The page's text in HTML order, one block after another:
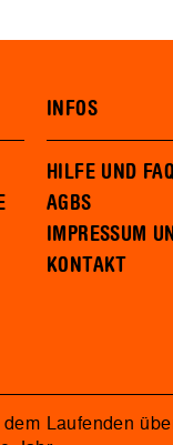
INFOS
HILFE UND
AGBS
IMPRESSUM
KONTAKT
Laufenden